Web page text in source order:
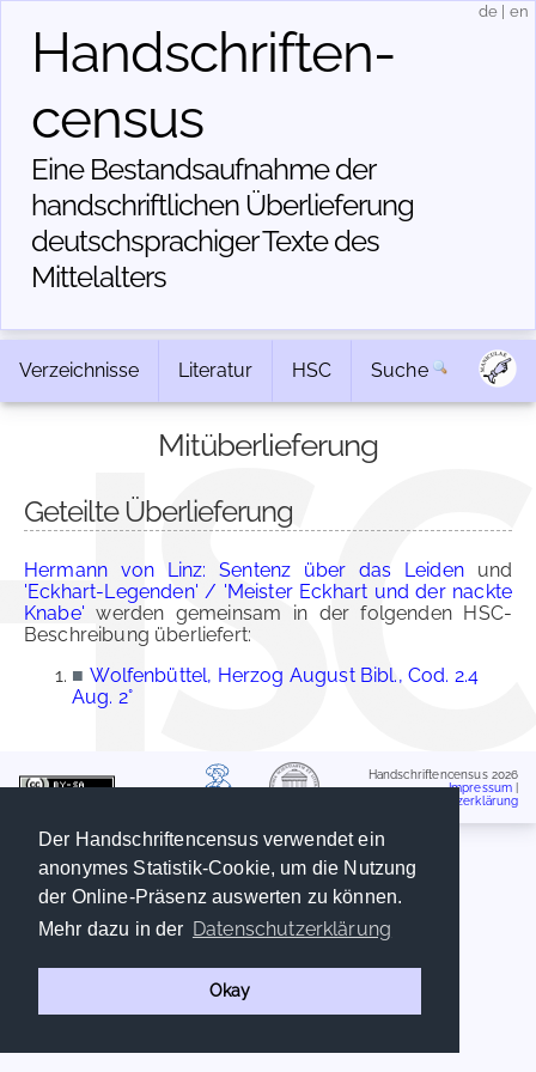
Der Handschriftencensus verwendet ein
anonymes Statistik-Cookie, um die Nutzung
der Online-Präsenz auswerten zu können.
Mehr dazu in der Datenschutzerklärung
Okay
Handschriften­
census
Eine Bestandsaufnahme der
handschriftlichen Über­lieferung
deutschsprachiger Texte des
Mittelalters
de en
Verzeichnisse Literatur HSC Suche
Mitüberlieferung
Geteilte Überlieferung
Hermann von Linz: Sentenz über das Leidenund
'Eckhart-Legenden' / 'Meister Eckhart und der nackte
Knabe' werden gemeinsam in der folgenden HSC-
Beschreibung überliefert:
■ Wolfenbüttel, Herzog August Bibl., Cod. 2.4
Aug. 2°
Handschriftencensus 2026
Impressum
Datenschutzerklärung